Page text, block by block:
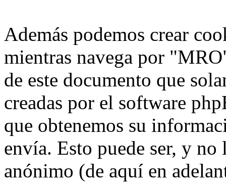
Además podemos crear
mientras navega por
de este documento que
creadas por el software
que obtenemos su
envía. Esto puede ser, y
anónimo (de aquí en